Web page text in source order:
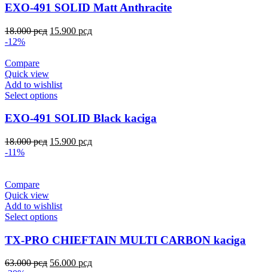
EXO-491 SOLID Matt Anthracite
18.000рсд 15.900 рсд
-12%
Compare
Quick view
Add to wishlist
Select options
EXO-491 SOLID Black kaciga
18.000рсд 15.900 рсд
-11%
Compare
Quick view
Add to wishlist
Select options
TX-PRO CHIEFTAIN MULTI CARBON kaciga
63.000рсд 56.000 рсд